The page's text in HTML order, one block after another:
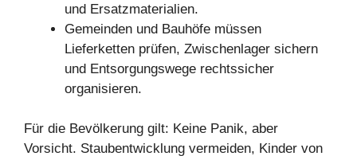
und Ersatzmaterialien.
Gemeinden und Bauhöfe müssen
Lieferketten prüfen, Zwischenlager sichern
und Entsorgungswege rechtssicher
organisieren.
Für die Bevölkerung gilt: Keine Panik, aber
Vorsicht. Staubentwicklung vermeiden, Kinder von